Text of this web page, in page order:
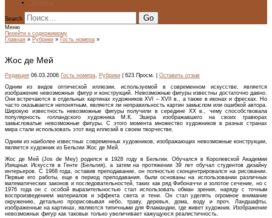
Search
Меню
Перейти к содержимому
Главная » Рубрики » Гость номера »
Жос де Мей
Редакция 06.03.2006 Гость номера, Рубрики | 623 Просм. | Оставить отзыв
Одним из видов оптической иллюзии, используемой в современном искусстве, является
изображение невозможных фигур и конструкций. Невозможные фигуры известны достаточно давно.
Они встречаются в отдельных картинах художников XVI – XVII в., а также в иконах и фресках. Но
часто оказывается непонятным, является ли неправильность картин замыслом или ошибкой автора.
Широкую известность невозможные фигуры получили в середине XX в., чему способствовала
популярность голландского художника М.К. Эшера изображавшего на своих гравюрах
замысловатые невозможные фигуры. С этого момента множество художников в разных странах
мира стали использовать этот вид иллюзий в своем творчестве.
Одним из наиболее известных современных художников, изображающих невозможные конструкции,
является художник из Бельгии Жос де Мей.
Жос де Мей (Jos de Mey) родился в 1928 году в Бельгии. Обучался в Королевской Академии
Изящных Искусств в Генте (Бельгия), а затем на протяжении 39 лет обучал студентов дизайну
интерьеров. С 1968 года, оставив преподавание, он полностью сконцентрировался на рисовании.
Первые его работы, еще в период преподавания, были основаны на использовании различных
математических законов и последовательностей, таких как ряд Фибоначчи и золотое сечение, но с
1976 года он с особой выразительностью стал использовать обман зрения, наряду с точным
воспроизведением материалов и эффекта света и тени. Он стал уделять огромное внимание
окружению, детально прорисовывая небо, траву, деревья, дома, воду и проч. Ландшафты,
изображенные на картинах, являются типичными для Фламандии, где живет художник. Изображение
невозможных фигур как таковых только увеличивает кажущуюся реалистичность.